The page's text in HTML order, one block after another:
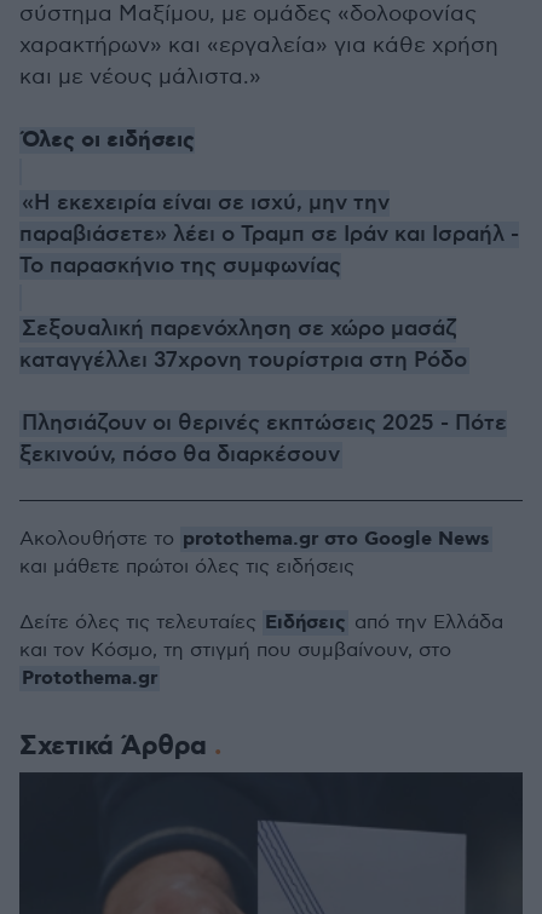
σύστημα Μαξίμου, με ομάδες «δολοφονίας
χαρακτήρων» και «εργαλεία» για κάθε χρήση
και με νέους μάλιστα.»
Όλες οι ειδήσεις
«Η εκεχειρία είναι σε ισχύ, μην την
παραβιάσετε» λέει ο Τραμπ σε Ιράν και Ισραήλ -
Το παρασκήνιο της συμφωνίας
Σεξουαλική παρενόχληση σε χώρο μασάζ
καταγγέλλει 37χρονη τουρίστρια στη Ρόδο
Πλησιάζουν οι θερινές εκπτώσεις 2025 - Πότε
ξεκινούν, πόσο θα διαρκέσουν
Σχετικά Άρθρα
Ακολουθήστε το protothema.gr στο Google News
και μάθετε πρώτοι όλες τις ειδήσεις
Δείτε όλες τις τελευταίες Ειδήσεις από την Ελλάδα
και τον Κόσμο, τη στιγμή που συμβαίνουν, στο
Protothema.gr